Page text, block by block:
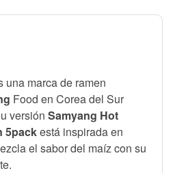
una marca de ramen
Food en Corea del Sur
versión Samyang Hot
5packestá inspirada en
el sabor del maíz con su